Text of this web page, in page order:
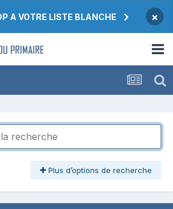
A VOTRE LISTE BLANCHE ×
Plus d’options de recherche